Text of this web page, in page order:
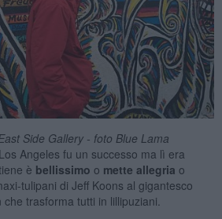
Side Gallery - foto Blue Lama
Angeles fu un successo ma lì era
è bellissimo o mette allegria o
tulipani di Jeff Koons al gigantesco
trasforma tutti in lillipuziani.